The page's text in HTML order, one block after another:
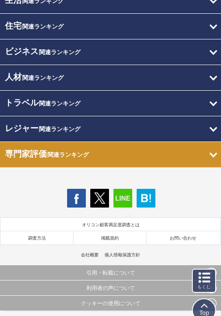
住宅関連ランキング
ビジネス 関連ランキング
人材関連ランキング
トラベル関連ランキング
レジャー関連ランキング
専門家評価関連ランキング
オリコン顧客満足度調査とは
調査方法 掲載規約 お問い合わせ
会社概要 個人情報保護方針
引用・転載について
当サイトで公開されている情報（文字、写真、イラスト、画像データ等）及びこれらの配置・
これらの情報を権利者の許可なく無断転載・複製などの二次利用を行うことは固く禁じており
利用者の声について
当サイトに掲載している内容はすべてサービスの利用者が提出された見解・感想です。
クッキーの使用について
もくじ
Top